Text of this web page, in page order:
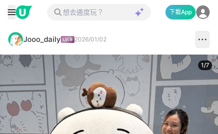
下載App
Jooo_daily 2026/01/02
1/7